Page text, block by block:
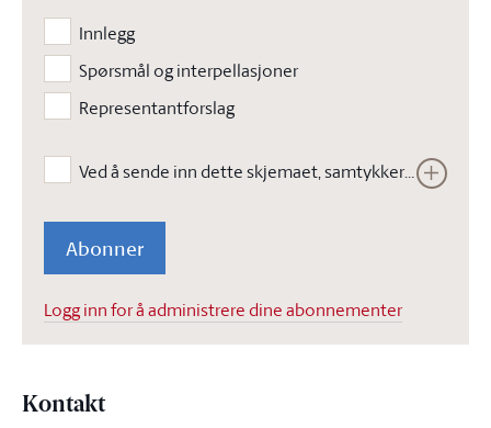
Innlegg
Spørsmål og interpellasjoner
Representantforslag
Ved å sende inn dette skjemaet, samtykker jeg i at Stortinget kan lagre opplysningene jeg har gitt i skjemaet. Opplysningene vil ikke bli brukt til annet enn å kunne gjennomføre den bestilte tjenesten. Les vår
Abonner
Logg inn for å administrere dine abonnementer
Kontakt